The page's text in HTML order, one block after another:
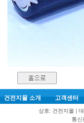
건전지몰 소개 고객센터
상호: 건전지몰 |
통